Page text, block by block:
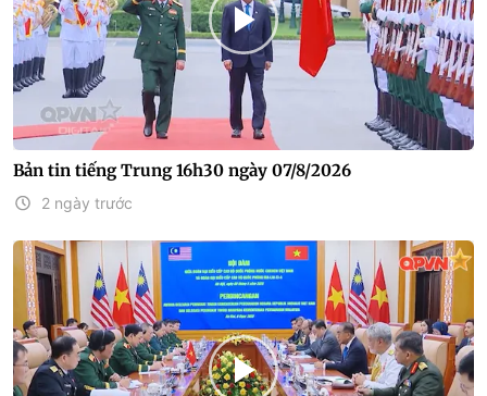
Bản tin tiếng Trung 16h30 ngày 07/8/2026
2 ngày trước